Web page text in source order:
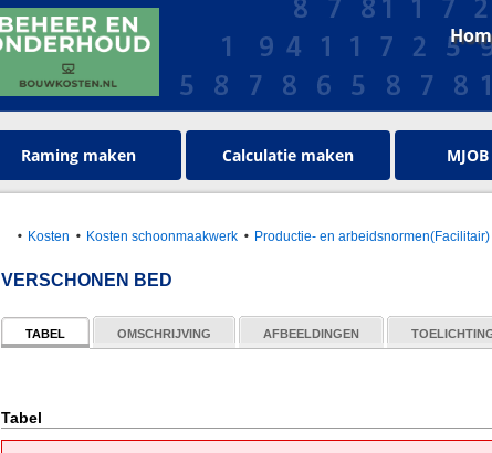
Raming maken Calculatie maken
Kosten Kosten schoonmaakwerk Productie- en arbeidsnormen(Facilitair)
VERSCHONEN BED
TABEL OMSCHRIJVING AFBEELDINGEN
Tabel